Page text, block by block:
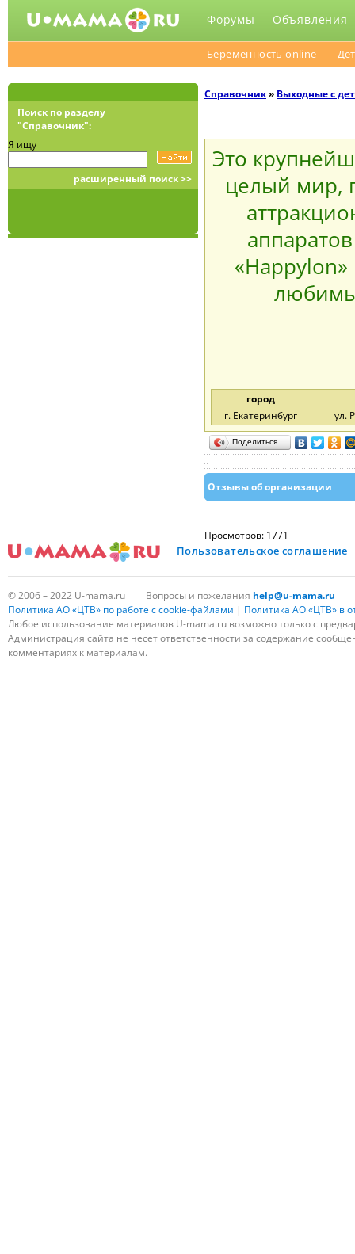
Форумы Объявления
Беременность online
Поиск по разделу
"Справочник":
Я ищу
расширенный поиск >>
Справочник» Выходные с
Это
целый мир,
город
г. Екатеринбург
ул.
Поделиться…
Отзывы об организации
Просмотров: 1771
Пользовательское соглашение
© 2006 – 2022 U-mama.ru Вопросы и пожелания help@u-mama.ru
Политика АО «ЦТВ» по работе с cookie-файлами | Политика АО «ЦТВ» в
Любое использование материалов U-mama.ru возможно только с
Администрация сайта не несет ответственности за содержание
комментариях к материалам.